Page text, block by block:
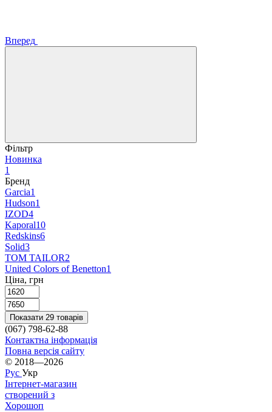
Вперед
Фільтр
Новинка
1
Бренд
Garcia1
Hudson1
IZOD4
Kaporal10
Redskins6
Solid3
TOM TAILOR2
United Colors of Benetton1
Ціна, грн
Показати 29 товарів
(067) 798-62-88
Контактна інформація
Повна версія сайту
© 2018—2026
Рус Укр
Інтернет-магазин
створений з
Хорошоп